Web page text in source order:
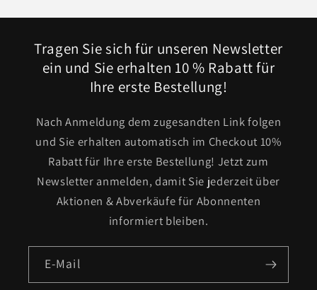
Tragen Sie sich für unseren Newsletter
ein und Sie erhalten 10 % Rabatt für
Ihre erste Bestellung!
Nach Anmeldung dem zugesandten Link folgen
und Sie erhalten automatisch im Checkout 10%
Rabatt für Ihre erste Bestellung! Jetzt zum
Newsletter anmelden, damit Sie jederzeit über
Aktionen & Abverkäufe für Abonnenten
informiert bleiben.
E-Mail